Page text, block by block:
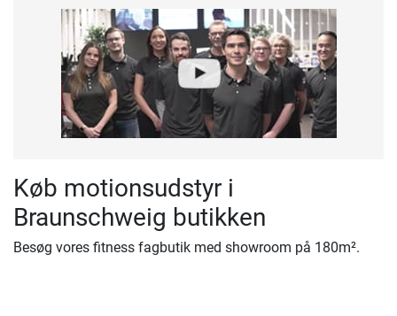
Køb motionsudstyr i
Braunschweig butikken
Besøg vores fitness fagbutik med showroom på 180m².